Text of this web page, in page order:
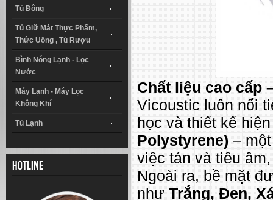
Tủ Đông
Tủ Giữ Mát Thực Phẩm,
Thức Uống , Tủ Rượu
Bình Nóng Lạnh - Lọc
Nước
Máy Lạnh - Máy Lọc
Không Khí
Tủ Lạnh
Hotline
Chất liệu cao cấp
Vicoustic luôn nổi
học và thiết kế
Polystyrene) –
việc tán và tiêu
Ngoài ra, bề mặt
như Trắng, Đen,